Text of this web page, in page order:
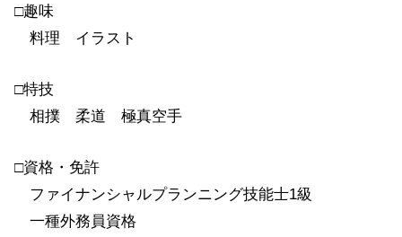
□趣味
料理 イラスト
□特技
相撲 柔道 極真空手
□資格・免許
ファイナンシャルプランニング技能士1級
一種外務員資格